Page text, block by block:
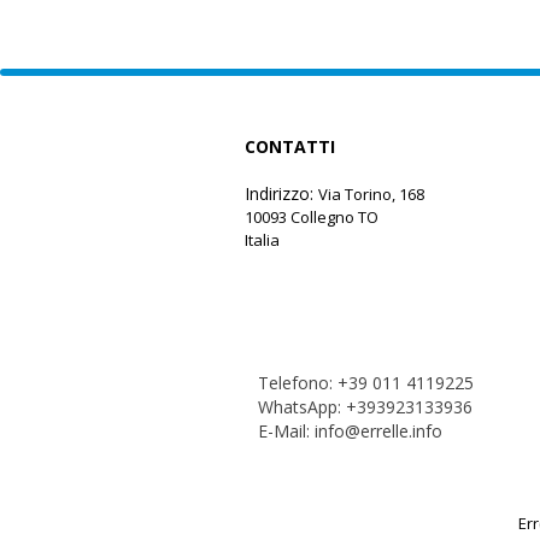
CONTATTI
Indirizzo: Via Torino, 168
10093 Collegno TO
Italia
Telefono: +39 011 4119225
WhatsApp: +393923133936
E-Mail: info@errelle.info